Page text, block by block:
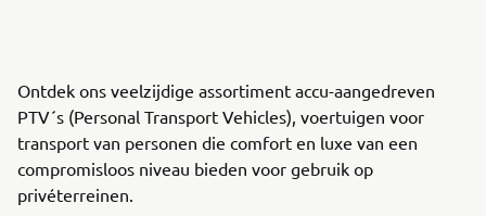
Ontdek ons veelzijdige assortiment accu-aangedreven
PTV´s (Personal Transport Vehicles), voertuigen voor
transport van personen die comfort en luxe van een
compromisloos niveau bieden voor gebruik op
privéterreinen.